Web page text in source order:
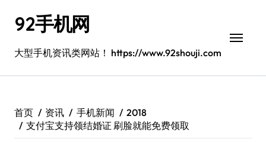
92手机网
大型手机资讯类网站！ https://www.92shouji.com
首页 资讯 手机新闻
2018
支付宝支持领结婚证 刷脸就能免费领取